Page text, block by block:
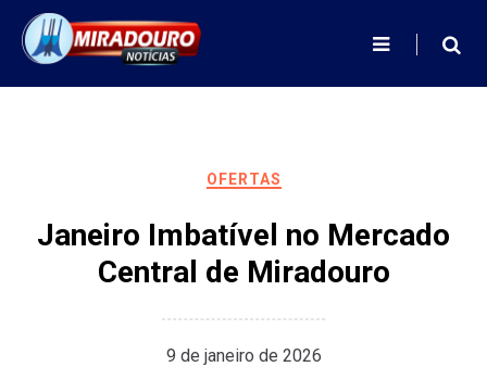
content
OFERTAS
Janeiro Imbatível no Mercado
Central de Miradouro
9 de janeiro de 2026